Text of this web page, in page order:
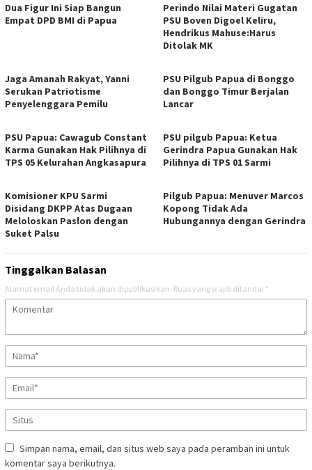
Dua Figur Ini Siap Bangun
Empat DPD BMI di Papua
Perindo Nilai Materi Gugatan
PSU Boven Digoel Keliru,
Hendrikus Mahuse:Harus
Ditolak MK
Jaga Amanah Rakyat, Yanni
Serukan Patriotisme
Penyelenggara Pemilu
PSU Pilgub Papua di Bonggo
dan Bonggo Timur Berjalan
Lancar
PSU Papua: Cawagub Constant
Karma Gunakan Hak Pilihnya di
TPS 05 Kelurahan Angkasapura
PSU pilgub Papua: Ketua
Gerindra Papua Gunakan Hak
Pilihnya di TPS 01 Sarmi
Komisioner KPU Sarmi
Disidang DKPP Atas Dugaan
Meloloskan Paslon dengan
Suket Palsu
Pilgub Papua: Menuver Marcos
Kopong Tidak Ada
Hubungannya dengan Gerindra
Tinggalkan Balasan
Alamat email Anda tidak akan dipublikasikan. Ruas yang wajib ditandai *
Simpan nama, email, dan situs web saya pada peramban ini untuk
komentar saya berikutnya.